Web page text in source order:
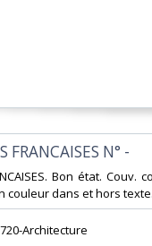
FRANCAISES N° -‎
Bon état.
couleur dans et hors texte.‎
Architecture‎